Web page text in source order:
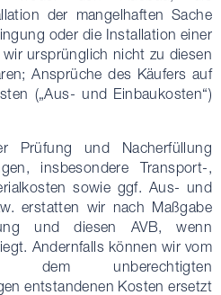
der mangelhaften Sache
oder die Installation einer
ursprünglich nicht zu diesen
Ansprüche des Käufers auf
(„Aus- und Einbaukosten“)
Prüfung und Nacherfüllung
insbesondere Transport-,
sowie ggf. Aus- und
erstatten wir nach Maßgabe
und diesen AVB, wenn
Andernfalls können wir vom
unberechtigten
entstandenen Kosten ersetzt